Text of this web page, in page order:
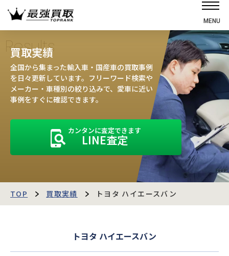
MENU
選ばれる理由
高価買取の仕組み
売却の流れ
お客様の声
運営会社
最強買取マガジン
Results
買取実績
全国から集まった輸入車・国産車の買取事例
を日々更新しています。フリーワード検索や
メーカー・車種別の絞り込みで、愛車に近い
事例をすぐに確認できます。
カンタンに査定できます
LINE査定
TOP 買取実績 トヨタ ハイエースバン
トヨタ ハイエースバン